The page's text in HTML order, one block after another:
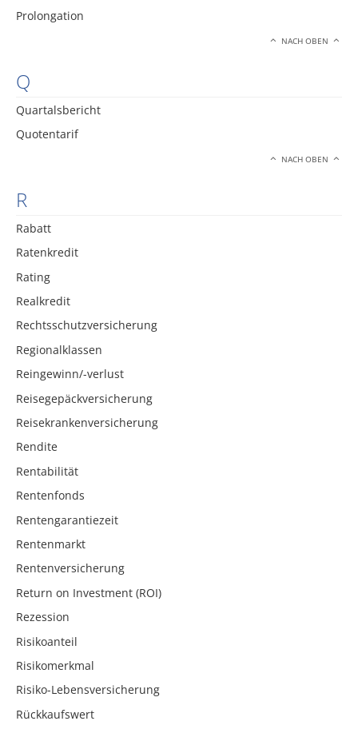
Prolongation
NACH OBEN
Q
Quartalsbericht
Quotentarif
NACH OBEN
R
Rabatt
Ratenkredit
Rating
Realkredit
Rechtsschutzversicherung
Regionalklassen
Reingewinn/-verlust
Reisegepäckversicherung
Reisekrankenversicherung
Rendite
Rentabilität
Rentenfonds
Rentengarantiezeit
Rentenmarkt
Rentenversicherung
Return on Investment (ROI)
Rezession
Risikoanteil
Risikomerkmal
Risiko-Lebensversicherung
Rückkaufswert